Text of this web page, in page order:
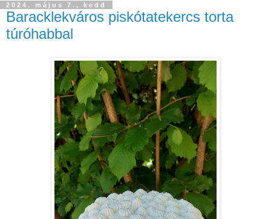
2024. május 7., kedd
Baracklekváros piskótatekercs torta
túróhabbal